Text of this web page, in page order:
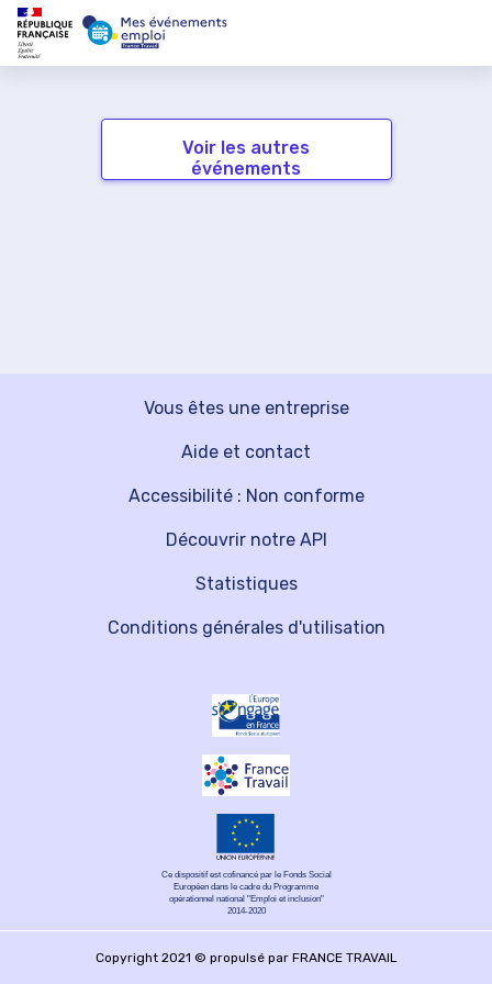
Voir les autres
événements
Vous êtes une entreprise
Découvrir notre API
Aide et contact
Statistiques
Accessibilité : Non conforme
Conditions générales d'utilisation
Ce dispositif est cofinancé par le Fonds Social
Européen dans le cadre du Programme
opérationnel national "Emploi et inclusion"
2014-2020
Copyright 2021 © propulsé par FRANCE TRAVAIL